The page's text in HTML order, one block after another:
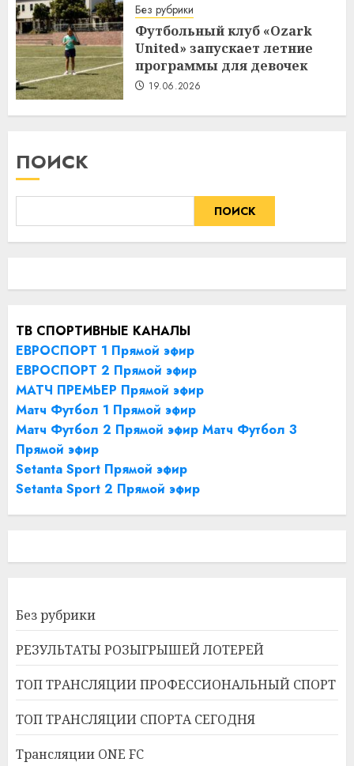
Без рубрики
Футбольный клуб «Ozark
United» запускает летние
программы для девочек
19.06.2026
ПОИСК
ПОИСК
ТВ СПОРТИВНЫЕ КАНАЛЫ
ЕВРОСПОРТ 1 Прямой эфир
ЕВРОСПОРТ 2 Прямой эфир
МАТЧ ПРЕМЬЕР Прямой эфир
Матч Футбол 1 Прямой эфир
Матч Футбол 2 Прямой эфир Матч Футбол 3
Прямой эфир
Setanta Sport Прямой эфир
Setanta Sport 2 Прямой эфир
Без рубрики
РЕЗУЛЬТАТЫ РОЗЫГРЫШЕЙ ЛОТЕРЕЙ
ТОП ТРАНСЛЯЦИИ ПРОФЕССИОНАЛЬНЫЙ СПОРТ
ТОП ТРАНСЛЯЦИИ СПОРТА СЕГОДНЯ
Трансляции ONE FC